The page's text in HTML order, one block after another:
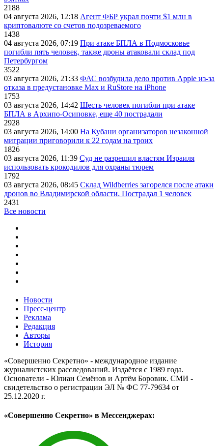
2188
04 августа 2026, 12:18 Агент ФБР украл почти $1 млн в
криптовалюте со счетов подозреваемого
1438
04 августа 2026, 07:19 При атаке БПЛА в Подмосковье
погибли пять человек, также дроны атаковали склад под
Петербургом
3522
03 августа 2026, 21:33 ФАС возбудила дело против Apple из-за
отказа в предустановке Max и RuStore на iPhone
1753
03 августа 2026, 14:42 Шесть человек погибли при атаке
БПЛА в Архипо-Осиповке, еще 40 пострадали
2928
03 августа 2026, 14:00 На Кубани организаторов незаконной
миграции приговорили к 22 годам на троих
1826
03 августа 2026, 11:39 Суд не разрешил властям Израиля
использовать крокодилов для охраны тюрем
1792
03 августа 2026, 08:45 Склад Wildberries загорелся после атаки
дронов во Владимирской области. Пострадал 1 человек
2431
Все новости
Новости
Пресс-центр
Реклама
Редакция
Авторы
История
«Совершенно Секретно» - международное издание
журналистских расследований. Издаётся с 1989 года.
Основатели - Юлиан Семёнов и Артём Боровик. CМИ -
свидетельство о регистрации ЭЛ № ФС 77-79634 от
25.12.2020 г.
«Совершенно Секретно» в Мессенджерах: